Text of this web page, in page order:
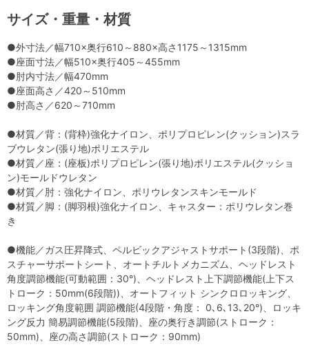
サイズ・重量・材質
●外寸法／幅710×奥行610～880×高さ1175～1315mm
●座面寸法／幅510×奥行405～455mm
●肘内寸法／幅470mm
●座面高さ／420～510mm
●肘高さ／620～710mm
●材質／背：(背枠)強化ナイロン、ポリプロピレン(クッション)スラ
ブウレタン(張り地)ポリエステル
●材質／座：(座板)ポリプロピレン(張り地)ポリエステル(クッショ
ン)モールドウレタン
●材質／肘：強化ナイロン、ポリウレタンスキンモールド
●材質／脚：(脚羽根)強化ナイロン、キャスター：ポリウレタン巻
き
●機能／ガス圧昇降式、ペルビックアジャストサポート(3段階)、ポ
スチャーサポートシート、オートチルトメカニズム、ヘッドレスト
角度調節機能(可動範囲：30°)、ヘッドレスト上下調節機能(上下ス
トローク：50mm(6段階))、オートフィット シンクロロッキング、
ロッキング角度範囲 調節機能(4段階・角度： 0､6､13､20°)、ロッキ
ング反力 簡易調節機能(5段階)、座の奥行き調節(ストローク：
50mm)、座の高さ調節(ストローク：90mm)